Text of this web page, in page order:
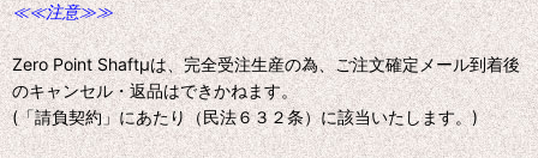
≪≪注意≫≫
Zero Point Shaftμは、完全受注生産の為、ご注文確定メール到着後
のキャンセル・返品はできかねます。
(「請負契約」にあたり（民法６３２条）に該当いたします。)